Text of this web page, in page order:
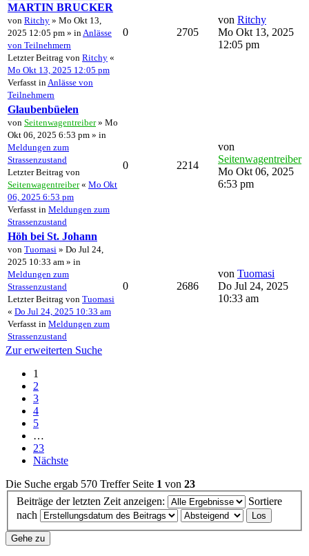
MARTIN BRUCKER
von Ritchy » Mo Okt 13,
2025 12:05 pm » in Anlässe
von Teilnehmern
Letzter Beitrag von Ritchy «
Mo Okt 13, 2025 12:05 pm
Verfasst in Anlässe von
Teilnehmern
0 2705
von Ritchy
Mo Okt 13, 2025
12:05 pm
Glaubenbüelen
von Seitenwagentreiber» Mo
Okt 06, 2025 6:53 pm » in
Meldungen zum
Strassenzustand
Letzter Beitrag von
Seitenwagentreiber« Mo Okt
06, 2025 6:53 pm
Verfasst in Meldungen zum
Strassenzustand
0 2214
von
Seitenwagentreiber
Mo Okt 06, 2025
6:53 pm
Höh bei St. Johann
von Tuomasi » Do Jul 24,
2025 10:33 am » in
Meldungen zum
Strassenzustand
Letzter Beitrag von Tuomasi
« Do Jul 24, 2025 10:33 am
Verfasst in Meldungen zum
Strassenzustand
0 2686
von Tuomasi
Do Jul 24, 2025
10:33 am
Zur erweiterten Suche
1
2
3
4
5
…
23
Nächste
Die Suche ergab 570 Treffer Seite 1 von 23
Beiträge der letzten Zeit anzeigen:
Sortiere
nach
Gehe zu